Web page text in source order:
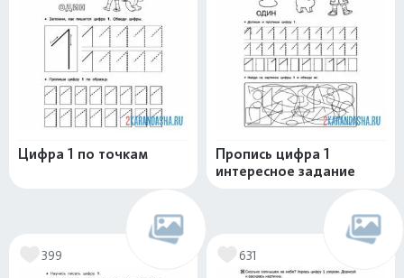
Цифра 1 по точкам
Пропись цифра 1
интересное задание
399 631